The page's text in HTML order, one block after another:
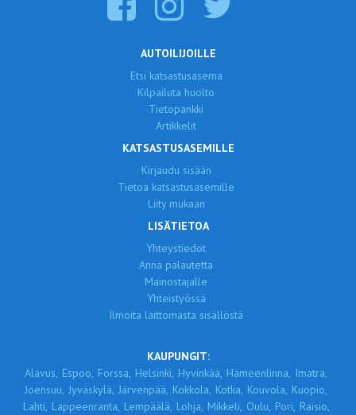
AUTOILIJOILLE
Etsi katsastusasema
Kilpailuta huolto
Tietopankki
Artikkelit
KATSASTUSASEMILLE
Kirjaudu sisään
Tietoa katsastusasemille
Liity mukaan
LISÄTIETOA
Yhteystiedot
Anna palautetta
Mainostajalle
Yhteistyössä
Ilmoita laittomasta sisällöstä
KAUPUNGIT:
Alavus, Espoo, Forssa, Helsinki, Hyvinkää, Hämeenlinna, Imatra,
Joensuu, Jyväskylä, Järvenpää, Kokkola, Kotka, Kouvola, Kuopio,
Lahti, Lappeenranta, Lempäälä, Lohja, Mikkeli, Oulu, Pori, Raisio,